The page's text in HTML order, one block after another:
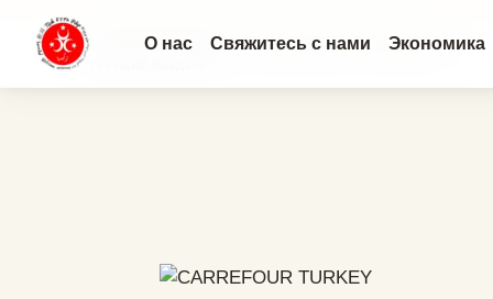
О нас Свяжитесь с нами Экономика
CarrefourSA Турция: Онлайн магазин, Скидки и Фр...